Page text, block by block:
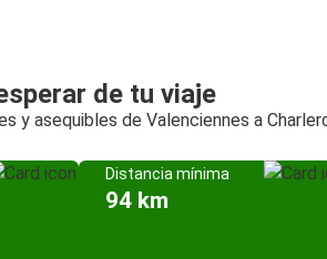
de tu viaje
y asequibles de Valenciennes a
Distancia mínima
94 km